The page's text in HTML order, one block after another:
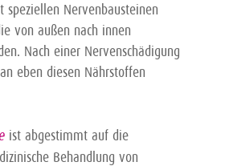
speziellen Nervenbausteinen
von außen nach innen
Nach einer Nervenschädigung
eben diesen Nährstoffen
ist abgestimmt auf die
Behandlung von